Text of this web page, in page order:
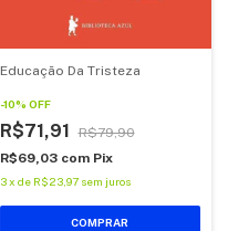
Educação Da Tristeza
-10% OFF
R$71,91
R$79,90
R$69,03 com Pix
3 x de R$23,97 sem juros
COMPRAR